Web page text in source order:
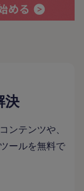
決
ンテンツや、
ールを無料で